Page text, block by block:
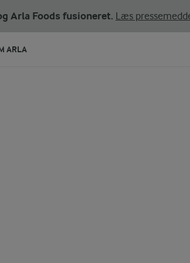
Arla Foods fusioneret. Læs
ARLA